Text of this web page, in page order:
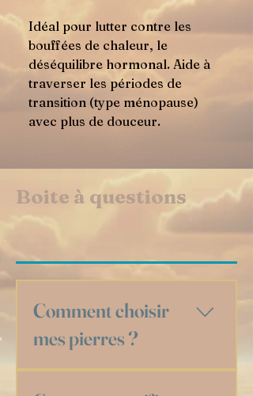
Idéal pour lutter contre les
bouffées de chaleur, le
déséquilibre hormonal. Aide à
traverser les périodes de
transition (type ménopause)
avec plus de douceur.
Boite à questions
Comment choisir
mes pierres ?